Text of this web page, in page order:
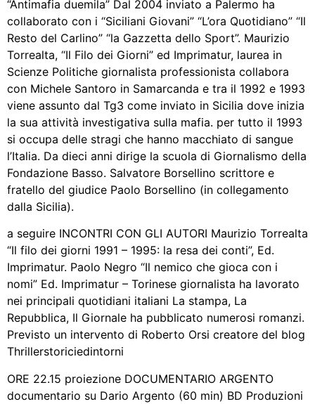
“Antimafia duemila” Dal 2004 inviato a Palermo ha
collaborato con i “Siciliani Giovani” “L’ora Quotidiano” “Il
Resto del Carlino” “la Gazzetta dello Sport”. Maurizio
Torrealta, “Il Filo dei Giorni” ed Imprimatur, laurea in
Scienze Politiche giornalista professionista collabora
con Michele Santoro in Samarcanda e tra il 1992 e 1993
viene assunto dal Tg3 come inviato in Sicilia dove inizia
la sua attività investigativa sulla mafia. per tutto il 1993
si occupa delle stragi che hanno macchiato di sangue
l’Italia. Da dieci anni dirige la scuola di Giornalismo della
Fondazione Basso. Salvatore Borsellino scrittore e
fratello del giudice Paolo Borsellino (in collegamento
dalla Sicilia).
a seguire INCONTRI CON GLI AUTORI Maurizio Torrealta
“Il filo dei giorni 1991 – 1995: la resa dei conti”, Ed.
Imprimatur. Paolo Negro “Il nemico che gioca con i
nomi” Ed. Imprimatur – Torinese giornalista ha lavorato
nei principali quotidiani italiani La stampa, La
Repubblica, Il Giornale ha pubblicato numerosi romanzi.
Previsto un intervento di Roberto Orsi creatore del blog
Thrillerstoriciedintorni
ORE 22.15 proiezione DOCUMENTARIO ARGENTO
documentario su Dario Argento (60 min) BD Produzioni